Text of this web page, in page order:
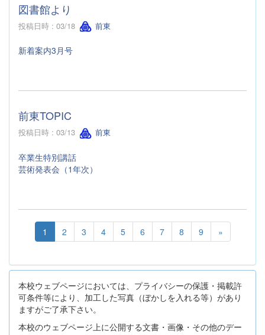
図書館より
投稿日時 : 03/18 前東
新着案内3月号
前東TOPIC
投稿日時 : 03/13 前東
卒業生特別講話
芸術発表会（1年次）
1 2 3 4 5 6 7 8 9 »
本校ウェブページにおいては、プライバシーの保護・掲載許
可条件等により、加工した写真（ぼかしを入れる等）があり
ますがご了承下さい。
本校のウェブページ上に公開する文書・画像・その他のデー